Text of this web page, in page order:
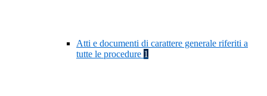
Atti e documenti di carattere generale riferiti a
tutte le procedure 1